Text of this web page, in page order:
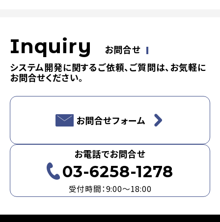
Inquiry
お問合せ
システム開発に関するご依頼、ご質問は、お気軽に
お問合せください。
お問合せフォーム
お電話でお問合せ
03-6258-1278
受付時間：9:00～18:00